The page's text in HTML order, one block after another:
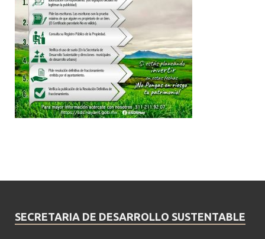
SECRETARIA DE DESARROLLO SUSTENTABLE